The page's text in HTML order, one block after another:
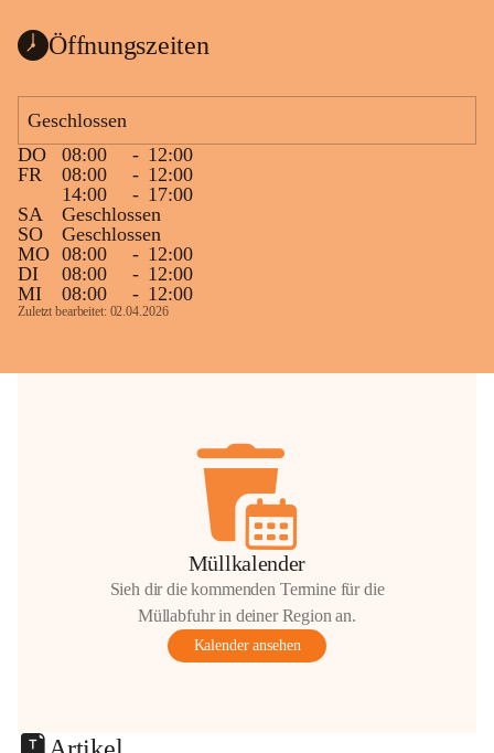
Öffnungszeiten
Geschlossen
DO
08:00 - 12:00
FR
08:00 - 12:00
14:00
- 17:00
SA
Geschlossen
SO
Geschlossen
MO 08:00 - 12:00
DI
08:00 - 12:00
MI
08:00 - 12:00
Zuletzt bearbeitet: 02.04.2026
Müllkalender
Sieh dir die kommenden Termine für die
Müllabfuhr in deiner Region an.
Kalender ansehen